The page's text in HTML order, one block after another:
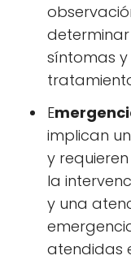
síntomas
E
implican
y
la
y una
atendidas